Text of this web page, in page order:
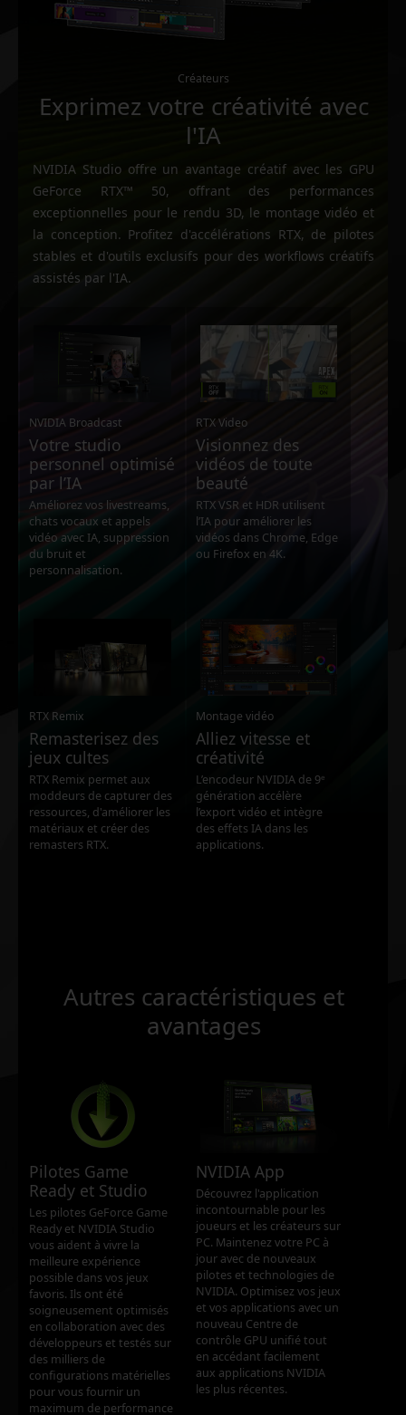
Créateurs
Exprimez votre créativité avec
l'IA
NVIDIA Studio offre un avantage créatif avec les GPU
GeForce RTX™ 50, offrant des performances
exceptionnelles pour le rendu 3D, le montage vidéo et
la conception. Profitez d'accélérations RTX, de pilotes
stables et d'outils exclusifs pour des workflows créatifs
assistés par l'IA.
NVIDIA Broadcast
Votre studio
personnel optimisé
par l’IA
Améliorez vos livestreams,
chats vocaux et appels
vidéo avec IA, suppression
du bruit et
personnalisation.
RTX Video
Visionnez des
vidéos de toute
beauté
RTX VSR et HDR utilisent
l’IA pour améliorer les
vidéos dans Chrome, Edge
ou Firefox en 4K.
RTX Remix
Remasterisez des
jeux cultes
RTX Remix permet aux
moddeurs de capturer des
ressources, d'améliorer les
matériaux et créer des
remasters RTX.
Montage vidéo
Alliez vitesse et
créativité
L’encodeur NVIDIA de 9ᵉ
génération accélère
l’export vidéo et intègre
des effets IA dans les
applications.
Autres caractéristiques et
avantages
Pilotes Game
Ready et Studio
Les pilotes GeForce Game
Ready et NVIDIA Studio
vous aident à vivre la
meilleure expérience
possible dans vos jeux
favoris. Ils ont été
soigneusement optimisés
en collaboration avec des
développeurs et testés sur
des milliers de
configurations matérielles
pour vous fournir un
maximum de performance
NVIDIA App
Découvrez l'application
incontournable pour les
joueurs et les créateurs sur
PC. Maintenez votre PC à
jour avec de nouveaux
pilotes et technologies de
NVIDIA. Optimisez vos jeux
et vos applications avec un
nouveau Centre de
contrôle GPU unifié tout
en accédant facilement
aux applications NVIDIA
les plus récentes.